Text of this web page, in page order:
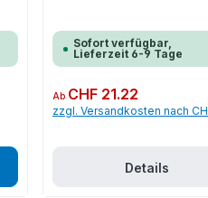
Sofort verfügbar,
Lieferzeit 6-9 Tage
Regulärer Preis:
Ab CHF 21.22
zzgl. Versandkosten nach CH
Details